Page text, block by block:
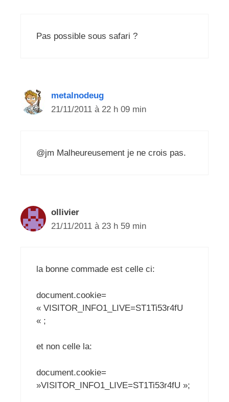
Pas possible sous safari ?
metalnodeug
21/11/2011 à 22 h 09 min
@jm Malheureusement je ne crois pas.
ollivier
21/11/2011 à 23 h 59 min
la bonne commade est celle ci:
document.cookie=
« VISITOR_INFO1_LIVE=ST1Ti53r4fU
« ;
et non celle la:
document.cookie=
»VISITOR_INFO1_LIVE=ST1Ti53r4fU »;